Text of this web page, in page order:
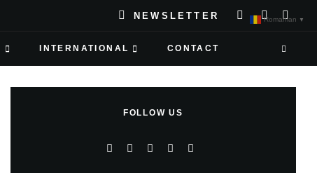
NEWSLETTER
INTERNATIONAL CONTACT
FOLLOW US
Romanian ▼